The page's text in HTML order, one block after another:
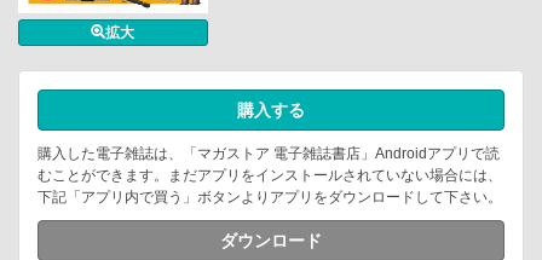
拡大
購入する
購入した電子雑誌は、「マガストア 電子雑誌書店」Androidアプリで読
むことができます。まだアプリをインストールされていない場合には、
下記「アプリ内で買う」ボタンよりアプリをダウンロードして下さい。
ダウンロード